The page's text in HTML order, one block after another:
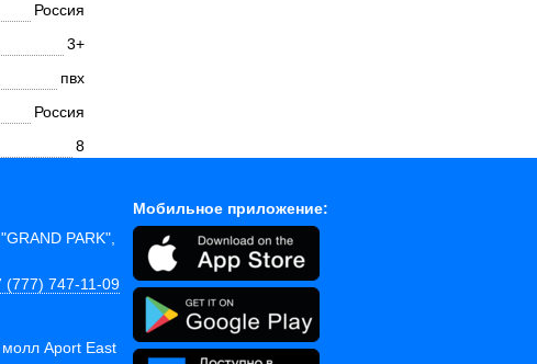
Россия
3+
пвх
Россия
8
PARK",
(777) 747-11-09
молл Aport East
Мобильное приложение: